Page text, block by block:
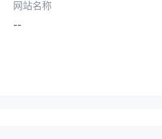
网站名称
--